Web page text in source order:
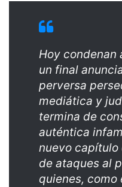
Hoy condenan
un final
perversa
mediática y
termina de
auténtica
nuevo capítulo
de ataques al
quienes, como